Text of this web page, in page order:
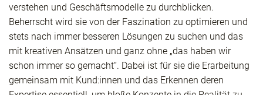
verstehen und Geschäftsmodelle zu durchblicken.
Beherrscht wird sie von der Faszination zu optimieren und
stets nach immer besseren Lösungen zu suchen und das
mit kreativen Ansätzen und ganz ohne „das haben wir
schon immer so gemacht“. Dabei ist für sie die Erarbeitung
gemeinsam mit Kund:innen und das Erkennen deren